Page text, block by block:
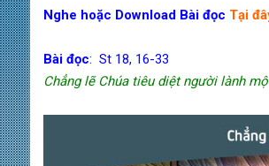
Nghe hoặc Download Bài đọc Tại
Bài đọc: St 18, 16-33
Chẳng lẽ Chúa tiêu diệt người lành